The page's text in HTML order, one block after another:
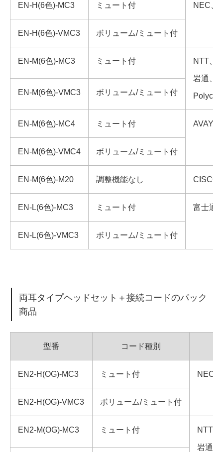
EN-H(6色)-MC3 ミュート付 NEC、
EN-H(6色)-VMC3 ボリューム/ミュート付
EN-M(6色)-MC3 ミュート付 NTT、
岩通、
EN-M(6色)-VMC3 ボリューム/ミュート付
EN-M(6色)-MC4 ミュート付
EN-M(6色)-VMC4 ボリューム/ミュート付
EN-M(6色)-M20 調整機能なし CISCO
EN-L(6色)-MC3 ミュート付 富士通
EN-L(6色)-VMC3 ボリューム/ミュート付
両耳タイプヘッドセット＋接続コードのパック
商品
型番 コード種別
EN2-H(OG)-MC3 ミュート付 NEC
EN2-H(OG)-VMC3 ボリューム/ミュート付
EN2-M(OG)-MC3 ミュート付 NTT
岩通、